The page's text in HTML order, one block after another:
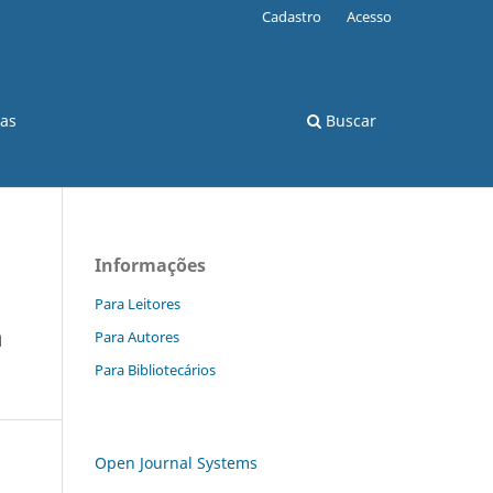
Buscar
Cadastro Acesso
Informações
Para Leitores
Para Autores
Para Bibliotecários
Open Journal Systems